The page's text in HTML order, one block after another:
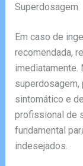
Superdosagem
Em caso de
recomendada,
imediatamente.
superdosagem,
sintomático e
profissional de
fundamental
indesejados.